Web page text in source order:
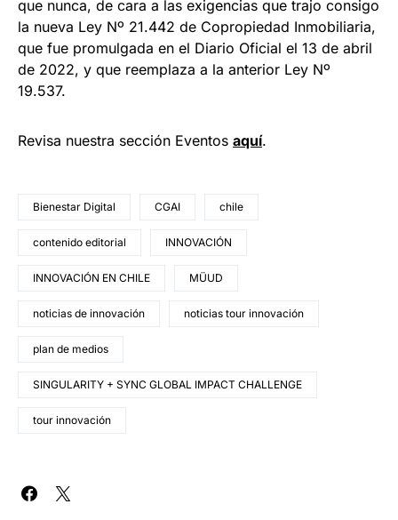
que nunca, de cara a las exigencias que trajo consigo
la nueva Ley Nº 21.442 de Copropiedad Inmobiliaria,
que fue promulgada en el Diario Oficial el 13 de abril
de 2022, y que reemplaza a la anterior Ley Nº
19.537.
Revisa nuestra sección Eventos aquí.
Bienestar Digital CGAI chile
contenido editorial INNOVACIÓN
INNOVACIÓN EN CHILE MÜUD
noticias de innovación noticias tour innovación
plan de medios
SINGULARITY + SYNC GLOBAL IMPACT CHALLENGE
tour innovación